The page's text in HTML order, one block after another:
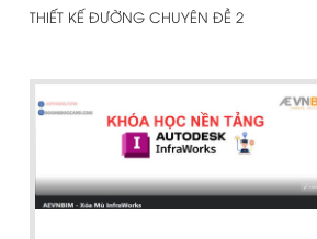
THIẾT KẾ ĐƯỜNG CHUYÊN ĐỀ 2